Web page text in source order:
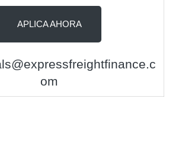
APLICA AHORA
om